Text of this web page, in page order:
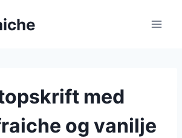
med
og vanilje